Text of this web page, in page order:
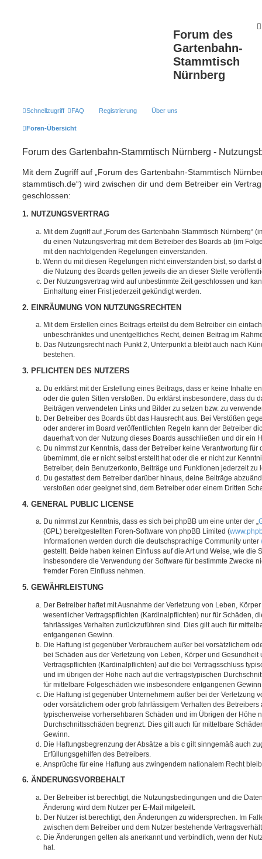
Forum des
Gartenbahn-
Stammtisch
Nürnberg
Schnellzugriff FAQ Registrierung Über uns
Foren-Übersicht
Forum des Gartenbahn-Stammtisch Nürnberg -
Mit dem Zugriff auf „Forum des Gartenbahn-Stammtisch
stammtisch.de“) wird zwischen dir und dem Betreiber ein
geschlossen:
1. NUTZUNGSVERTRAG
Mit dem Zugriff auf „Forum des Gartenbahn-Stammtisch Nürnberg“
du einen Nutzungsvertrag mit dem Betreiber des Boards ab (im
mit den nachfolgenden Regelungen einverstanden.
Wenn du mit diesen Regelungen nicht einverstanden bist, so darfst
die Nutzung des Boards gelten jeweils die an dieser Stelle
Der Nutzungsvertrag wird auf unbestimmte Zeit geschlossen und
Einhaltung einer Frist jederzeit gekündigt werden.
2. EINRÄUMUNG VON NUTZUNGSRECHTEN
Mit dem Erstellen eines Beitrags erteilst du dem Betreiber ein
unbeschränktes und unentgeltliches Recht, deinen Beitrag im
Das Nutzungsrecht nach Punkt 2, Unterpunkt a bleibt auch nach
bestehen.
3. PFLICHTEN DES NUTZERS
Du erklärst mit der Erstellung eines Beitrags, dass er keine Inhalte
oder die guten Sitten verstoßen. Du erklärst insbesondere, dass du
Beiträgen verwendeten Links und Bilder zu setzen bzw. zu
Der Betreiber des Boards übt das Hausrecht aus. Bei Verstößen
oder anderer im Board veröffentlichten Regeln kann der Betreiber
dauerhaft von der Nutzung dieses Boards ausschließen und dir ein
Du nimmst zur Kenntnis, dass der Betreiber keine Verantwortung für
übernimmt, die er nicht selbst erstellt hat oder die er nicht zur
Betreiber, dein Benutzerkonto, Beiträge und Funktionen jederzeit zu
Du gestattest dem Betreiber darüber hinaus, deine Beiträge
verstoßen oder geeignet sind, dem Betreiber oder einem Dritten
4. GENERAL PUBLIC LICENSE
Du nimmst zur Kenntnis, dass es sich bei phpBB um eine unter der „
(GPL) bereitgestellten Foren-Software von phpBB Limited (
Informationen werden durch die deutschsprachige Community unter
gestellt. Beide haben keinen Einfluss auf die Art und Weise, wie die
insbesondere die Verwendung der Software für bestimmte Zwecke
fremder Foren Einfluss nehmen.
5. GEWÄHRLEISTUNG
Der Betreiber haftet mit Ausnahme der Verletzung von Leben,
wesentlicher Vertragspflichten (Kardinalpflichten) nur für Schäden,
fahrlässiges Verhalten zurückzuführen sind. Dies gilt auch für
entgangenen Gewinn.
Die Haftung ist gegenüber Verbrauchern außer bei vorsätzlichem
bei Schäden aus der Verletzung von Leben, Körper und
Vertragspflichten (Kardinalpflichten) auf die bei Vertragsschluss
und im übrigen der Höhe nach auf die vertragstypischen
für mittelbare Folgeschäden wie insbesondere entgangenen
Die Haftung ist gegenüber Unternehmern außer bei der Verletzung
oder vorsätzlichem oder grob fahrlässigem Verhalten des Betreibers
typischerweise vorhersehbaren Schäden und im Übrigen der Höhe
Durchschnittsschäden begrenzt. Dies gilt auch für mittelbare
Gewinn.
Die Haftungsbegrenzung der Absätze a bis c gilt sinngemäß auch
Erfüllungsgehilfen des Betreibers.
Ansprüche für eine Haftung aus zwingendem nationalem Recht
6. ÄNDERUNGSVORBEHALT
Der Betreiber ist berechtigt, die Nutzungsbedingungen und die
Änderung wird dem Nutzer per E-Mail mitgeteilt.
Der Nutzer ist berechtigt, den Änderungen zu widersprechen. Im
zwischen dem Betreiber und dem Nutzer bestehende
Die Änderungen gelten als anerkannt und verbindlich, wenn der
hat.